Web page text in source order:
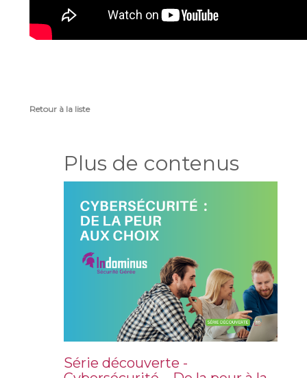
Retour à la liste
Plus de contenus
Série découverte -